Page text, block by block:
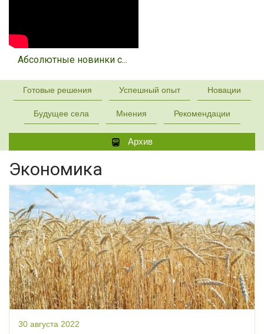
Абсолютные новинки с...
Готовые решения Успешный опыт Новации
Будущее села Мнения Рекомендации
Архив
Экономика
30 августа 2022